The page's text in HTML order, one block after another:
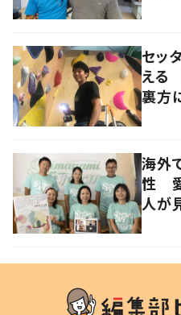
セッ
える
裏方
海外
性
人が